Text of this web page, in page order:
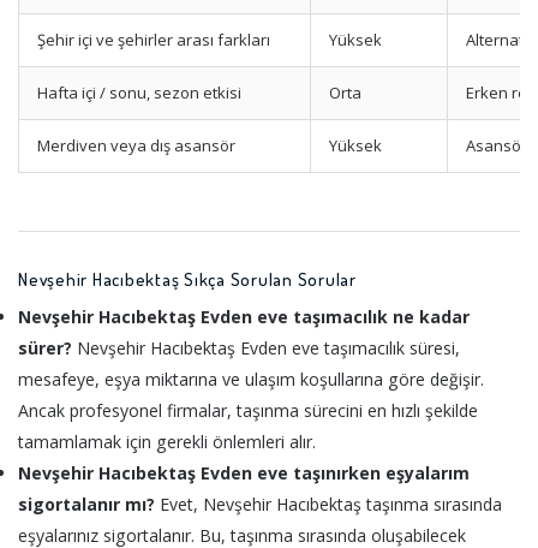
Şehir içi ve şehirler arası farkları Yüksek Alternatif
Hafta içi / sonu, sezon etkisi Orta Erken
Merdiven veya dış asansör Yüksek Asansör
Nevşehir Hacıbektaş Sıkça Sorulan Sorular
Nevşehir Hacıbektaş Evden eve taşımacılık ne kadar
sürer? Nevşehir Hacıbektaş Evden eve taşımacılık süresi,
mesafeye, eşya miktarına ve ulaşım koşullarına göre değişir.
Ancak profesyonel firmalar, taşınma sürecini en hızlı şekilde
tamamlamak için gerekli önlemleri alır.
Nevşehir Hacıbektaş Evden eve taşınırken eşyalarım
sigortalanır mı? Evet, Nevşehir Hacıbektaş taşınma sırasında
eşyalarınız sigortalanır. Bu, taşınma sırasında oluşabilecek